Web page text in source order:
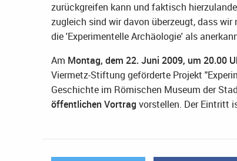
zurückgreifen kann und faktisch
zugleich sind wir davon überzeugt, dass
die 'Experimentelle Archäologie' als
Am Montag, dem 22. Juni 2009, um 20.00
Viermetz-Stiftung geförderte Projekt
Geschichte im Römischen Museum der
öffentlichen Vortrag vorstellen. Der Eintritt